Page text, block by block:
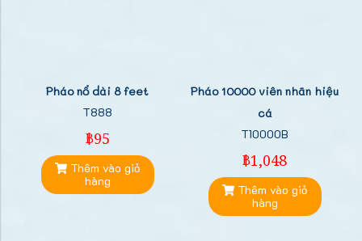
Pháo nổ dài 8 feet
T888
฿95
hàng
Pháo 10000 viên nhãn hiệu
cá
T10000B
฿1,048
hàng